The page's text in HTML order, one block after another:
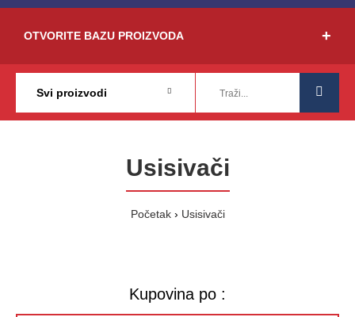
OTVORITE BAZU PROIZVODA
Usisivači
Početak Usisivači
Kupovina po :